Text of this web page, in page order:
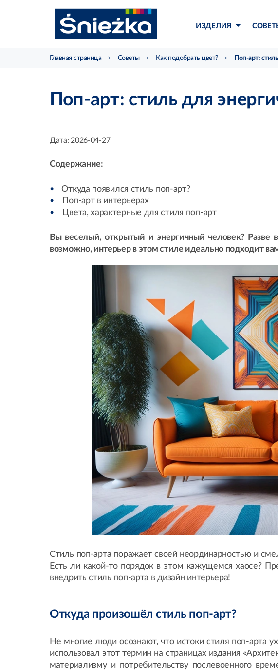
ИЗДЕЛИЯ
Главная страница Советы Как подобрать цвет? Поп-арт:
Поп-арт: стиль для
Дата: 2026-04-27
Содержание:
Откуда появился стиль поп-арт?
Поп-арт в интерьерах
Цвета, характерные для стиля поп-арт
Вы веселый, открытый и энергичный человек? Разве
возможно, интерьер в этом стиле идеально подходит
Стиль поп-арта поражает своей неординарностью и
Есть ли какой-то порядок в этом кажущемся хаосе?
внедрить стиль поп-арта в дизайн интерьера!
Откуда произошёл стиль поп-арт?
Не многие люди осознают, что истоки стиля поп-арта
использовал этот термин на страницах издания
материализму и потребительству послевоенного